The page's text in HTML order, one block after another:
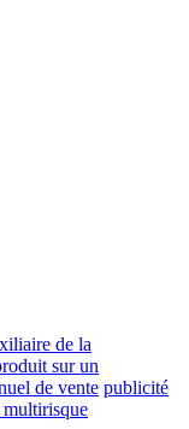
de la
sur un
de vente publicité
multirisque